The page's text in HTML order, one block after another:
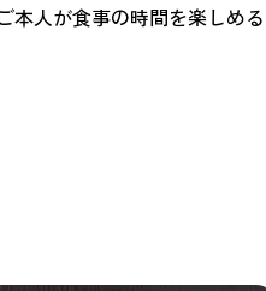
本人が食事の時間を楽しめる